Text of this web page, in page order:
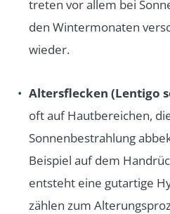
treten vor allem bei
den Wintermonaten
wieder.
Altersflecken (Lentigo
oft auf Hautbereichen,
Sonnenbestrahlung
Beispiel auf dem
entsteht eine gutartige
zählen zum